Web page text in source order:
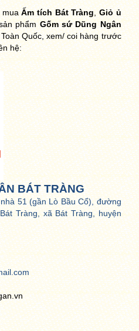
muaẤm tích Bát Tràng, Giỏ ủ
phẩm Gốm sứ Dũng Ngân
Quốc, xem/ coi hàng trước
hệ:
BÁT TRÀNG
51 (gần Lò Bầu Cổ), đường
Tràng, xã Bát Tràng, huyện